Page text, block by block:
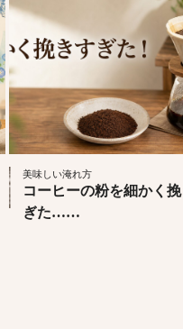
美味しい淹れ方
コーヒーの粉を細かく
ぎた……